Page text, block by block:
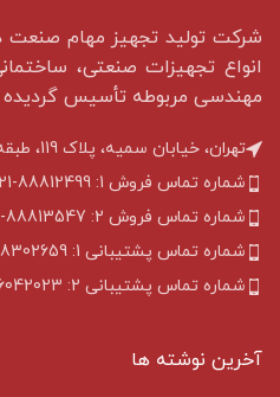
انواع تجهیزات صنعتی،
مهندسی مربوطه تأسیس
تهران، خیابان سمیه، پلاک 119، طبقه 4، واحد 10
شماره تماس فروش 1: 88812499-021
شماره تماس فروش 2: 88813547-021
شماره تماس پشتیبانی 1: 88302659-021
شماره تماس پشتیبانی 2: 09196042023
آخرین نوشته ها